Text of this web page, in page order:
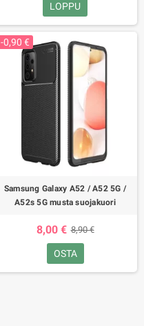
LOPPU
-0,90 €
Samsung Galaxy A52 / A52 5G /
A52s 5G musta suojakuori
8,00 € 8,90 €
OSTA